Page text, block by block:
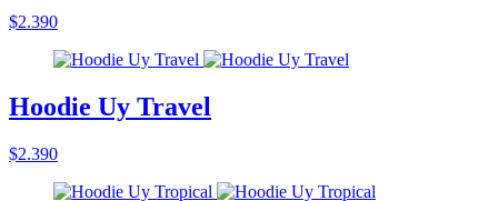
$2.390
Hoodie Uy Travel
$2.390